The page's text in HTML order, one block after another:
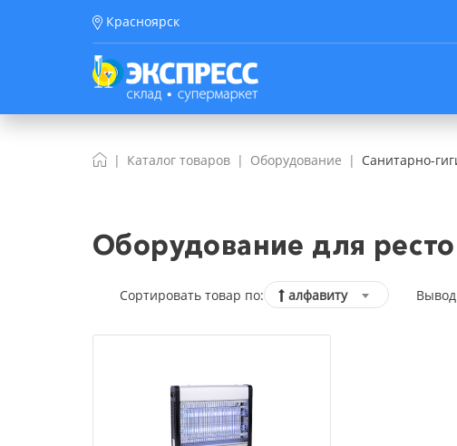
Красноярск
Каталог товаров Оборудование Санитарно-
Оборудование для
Сортировать товар по: алфавиту